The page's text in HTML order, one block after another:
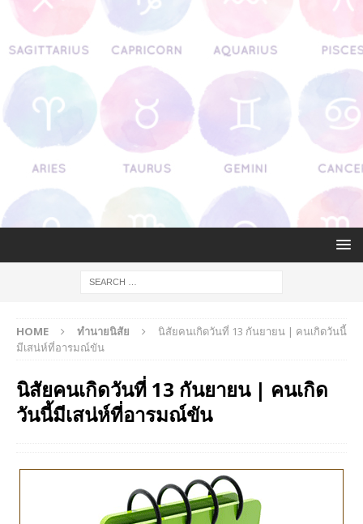
HOME ทำนายนิสัย
นิสัยคนเกิดวันที่ 13 กันยายน | คนเกิดวันนี้
มีเสน่ห์ที่อารมณ์ขัน
นิสัยคนเกิดวันที่ 13 กันยายน | คนเกิด
วันนี้มีเสน่ห์ที่อารมณ์ขัน